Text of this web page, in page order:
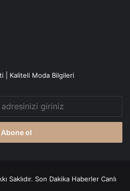
| Kaliteli Moda Bilgileri
Saklıdır. Son Dakika Haberler Canlı